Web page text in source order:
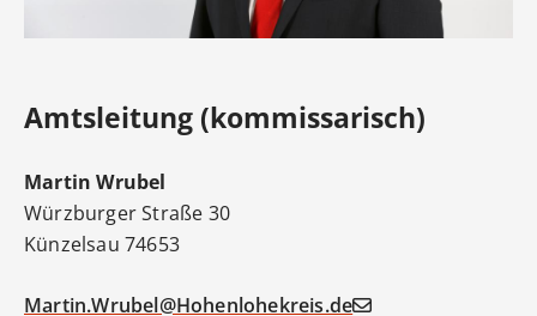
Amtsleitung (kommissarisch)
Martin Wrubel
Würzburger Straße 30
74653
Künzelsau
Martin.Wrubel@Hohenlohekreis.de